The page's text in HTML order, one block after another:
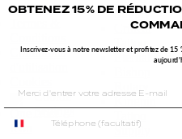
confidentialité
Conditions
Cookie
Settings
Supply
Critical
Tattoo
Eternal Ink
Rotary
Supply
OBTENEZ 15% DE
Inscrivez-vous à notre newsletter et profitez de